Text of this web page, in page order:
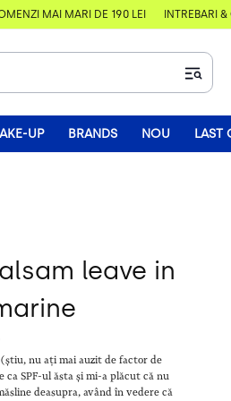
MAI MARI DE 190 LEI ÎNTREBĂRI &
UP BRANDS NOU LAST
leave in
nu ați mai auzit de factor de
ca SPF-ul ăsta și mi-a plăcut că nu
deasupra, având în vedere că